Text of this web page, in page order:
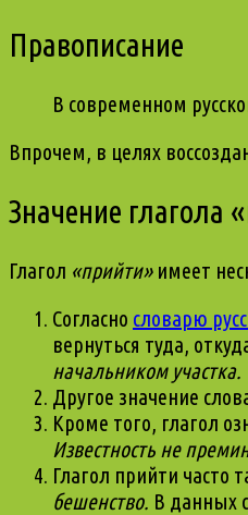
Правописание
В современном
Впрочем, в целях
Значение глагола
Глагол «прийти»имеет
Согласно словарю
вернуться туда,
начальником участка.
Другое значение
Кроме того, глагол
Известность не
Глагол прийти
бешенство. В данных